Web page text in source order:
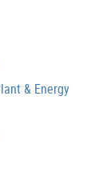
& Energy